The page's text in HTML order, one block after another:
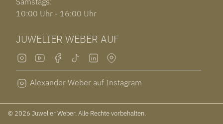
10:00 Uhr - 16:00 Uhr
JUWELIER WEBER AUF
Alexander Weber auf Instagram
© 2026 Juwelier Weber. Alle Rechte vorbehalten.